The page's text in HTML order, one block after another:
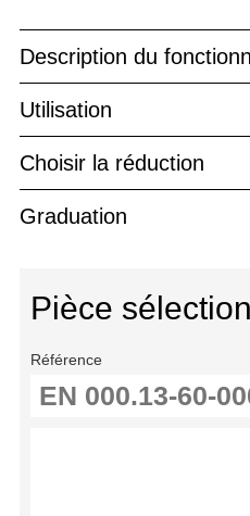
Description du
Utilisation
Choisir la réduction
Graduation
Pièce
Référence